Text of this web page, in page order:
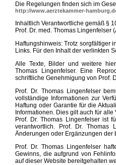
Die Regelungen finden sich im
http://www.aerztekammer-
Inhaltlich Verantwortliche gemäß §
Prof. Dr. med. Thomas Lingenfelser
Haftungshinweis: Trotz sorgfältiger
Links. Für den Inhalt der verlinkten
Alle Texte, Bilder und weitere
Thomas Lingenfelser. Eine
schriftliche Genehmigung von Prof.
Prof. Dr. Thomas Lingenfelser
vollständige Informationen zur
Haftung oder Garantie für die
Informationen. Dies gilt auch für
Prof. Dr. Thomas Lingenfelser ist
verantwortlich. Prof. Dr. Thomas
Änderungen oder Ergänzungen der
Prof. Dr. Thomas Lingenfelser
Gewinns, die aufgrund von
auf dieser Website bereitgehalten